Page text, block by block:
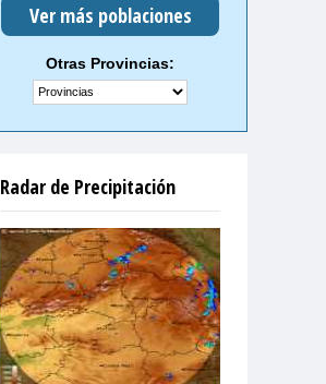
Ver más poblaciones
Otras Provincias:
Radar de Precipitación